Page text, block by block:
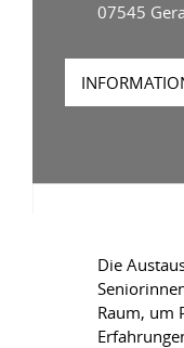
07545 Gera
Die
Raum, um